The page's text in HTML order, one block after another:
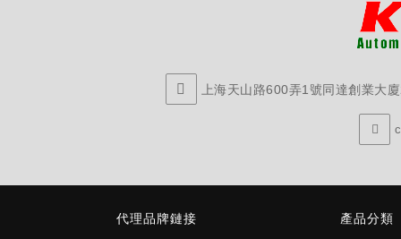
上海天山路600弄1號同達創業大
代理品牌鏈接 產品分類